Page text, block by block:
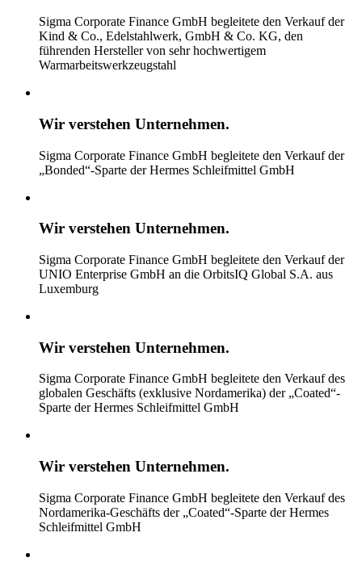
Sigma Corporate Finance GmbH begleitete den Verkauf der
Kind & Co., Edelstahlwerk, GmbH & Co. KG, den
führenden Hersteller von sehr hochwertigem
Warmarbeitswerkzeugstahl
Wir verstehen Unternehmen.
Sigma Corporate Finance GmbH begleitete den Verkauf der
„Bonded“-Sparte der Hermes Schleifmittel GmbH
Wir verstehen Unternehmen.
Sigma Corporate Finance GmbH begleitete den Verkauf der
UNIO Enterprise GmbH an die OrbitsIQ Global S.A. aus
Luxemburg
Wir verstehen Unternehmen.
Sigma Corporate Finance GmbH begleitete den Verkauf des
globalen Geschäfts (exklusive Nordamerika) der „Coated“-
Sparte der Hermes Schleifmittel GmbH
Wir verstehen Unternehmen.
Sigma Corporate Finance GmbH begleitete den Verkauf des
Nordamerika-Geschäfts der „Coated“-Sparte der Hermes
Schleifmittel GmbH